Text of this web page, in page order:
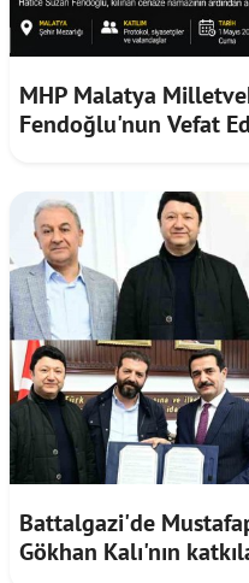
MHP Malatya
Fendoğlu'nun Vefat
Battalgazi'de
Gökhan Kalı'nın